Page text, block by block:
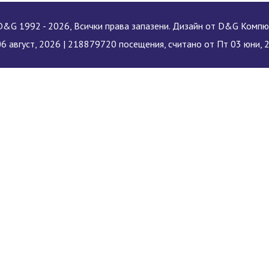
1992 - 2026, Всички права запазени. Дизайн от D&G
август, 2026 | 218879720 посещения, считано от Пт 03 юни,